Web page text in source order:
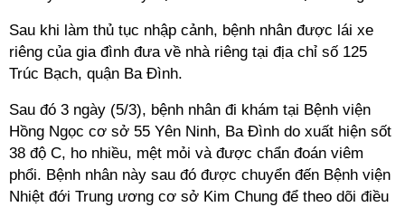
Sau khi làm thủ tục nhập cảnh, bệnh nhân được lái xe
riêng của gia đình đưa về nhà riêng tại địa chỉ số 125
Trúc Bạch, quận Ba Đình.
Sau đó 3 ngày (5/3), bệnh nhân đi khám tại Bệnh viện
Hồng Ngọc cơ sở 55 Yên Ninh, Ba Đình do xuất hiện sốt
38 độ C, ho nhiều, mệt mỏi và được chẩn đoán viêm
phổi. Bệnh nhân này sau đó được chuyển đến Bệnh viện
Nhiệt đới Trung ương cơ sở Kim Chung để theo dõi điều